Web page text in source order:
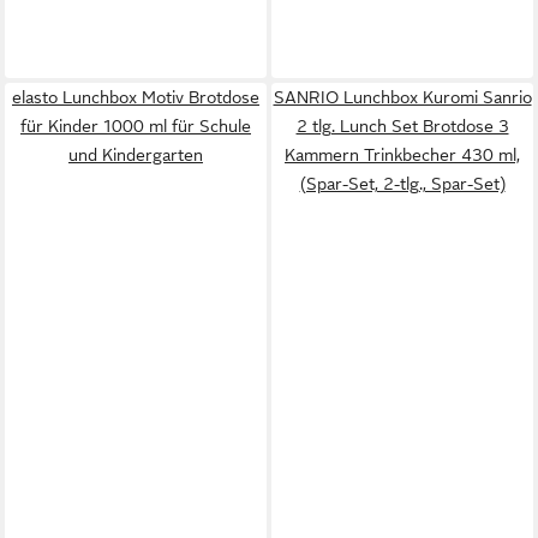
elasto Lunchbox Motiv Brotdose
für Kinder 1000 ml für Schule
und Kindergarten
SANRIO Lunchbox Kuromi Sanrio
2 tlg. Lunch Set Brotdose 3
Kammern Trinkbecher 430 ml,
(Spar-Set, 2-tlg., Spar-Set)